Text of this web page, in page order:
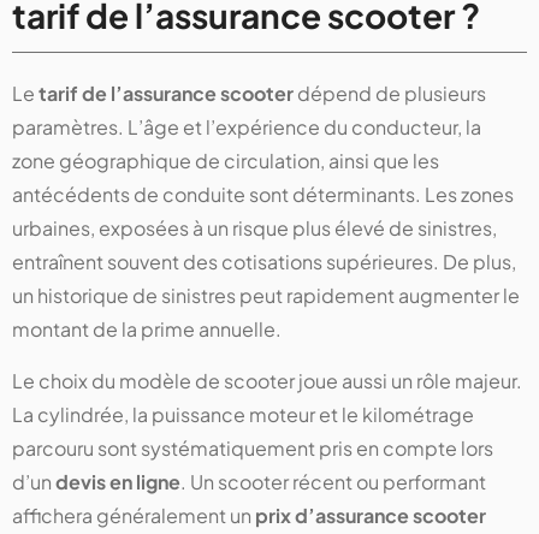
tarif de l’assurance scooter ?
Letarif de l’assurance scooterdépend de plusieurs
paramètres. L’âge et l’expérience du conducteur, la
zone géographique de circulation, ainsi que les
antécédents de conduite sont déterminants. Les zones
urbaines, exposées à un risque plus élevé de sinistres,
entraînent souvent des cotisations supérieures. De plus,
un historique de sinistres peut rapidement augmenter le
montant de la prime annuelle.
Le choix du modèle de scooter joue aussi un rôle majeur.
La cylindrée, la puissance moteur et le kilométrage
parcouru sont systématiquement pris en compte lors
d’undevis en ligne. Un scooter récent ou performant
affichera généralement un prix d’assurance scooter